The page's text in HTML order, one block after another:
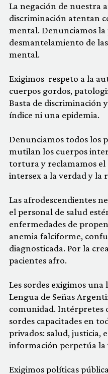
La negación de nuestra
discriminación atentan
mental. Denunciamos la
desmantelamiento de
mental.
Exigimos respeto a la
cuerpos gordos,
Basta de discriminación
índice ni una epidemia.
Denunciamos todos los
mutilan los cuerpos
tortura y reclamamos el
intersex a la verdad y la
Las afrodescendientes
el personal de salud
enfermedades de
anemia falciforme,
diagnosticada. Por la
pacientes afro.
Les sordes exigimos una
Lengua de Señas
comunidad. Intérpretes
sordes capacitades en
privados: salud, justicia,
información perpetúa la
Exigimos políticas